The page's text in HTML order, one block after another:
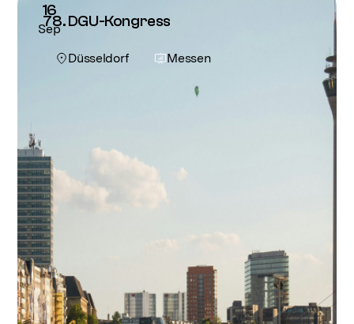
78. DGU-Kongress
Düsseldorf Messen
16
Sep